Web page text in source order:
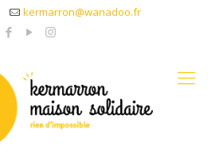
kermarron@wanadoo.fr